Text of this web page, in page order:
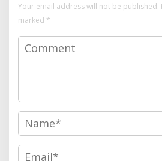
Your email address will not be published.
marked *